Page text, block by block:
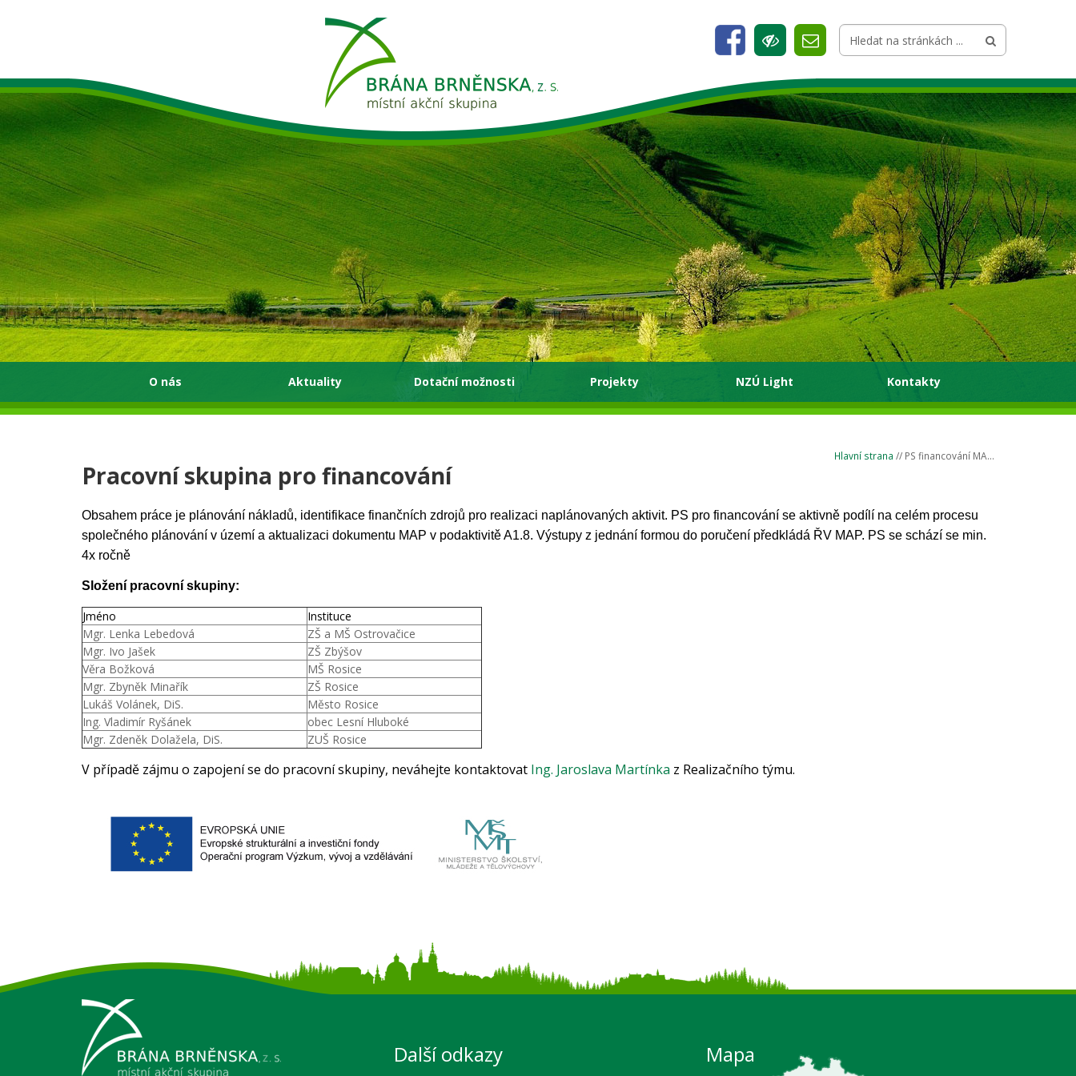
O nás Aktuality Dotační možnosti Projekty NZÚ Light Kontakty
Hlavní strana // PS financování MA...
Pracovní skupina pro financování
Obsahem práce je plánování nákladů, identifikace finančních zdrojů pro realizaci naplánovaných aktivit. PS pro financování se aktivně podílí na celém procesu
společného plánování v území a aktualizaci dokumentu MAP v podaktivitě A1.8. Výstupy z jednání formou do poručení předkládá ŘV MAP. PS se schází se min.
4x ročně
Složení pracovní skupiny:
Jméno
Instituce
Mgr. Lenka Lebedová
ZŠ a MŠ Ostrovačice
Mgr. Ivo Jašek
ZŠ Zbýšov
Věra Božková
MŠ Rosice
Mgr. Zbyněk Minařík
ZŠ Rosice
Lukáš Volánek, DiS.
Město Rosice
Ing. Vladimír Ryšánek
obec Lesní Hluboké
Mgr. Zdeněk Dolažela, DiS.
ZUŠ Rosice
V případě zájmu o zapojení se do pracovní skupiny, neváhejte kontaktovat Ing. Jaroslava Martínka z Realizačního týmu.
Další odkazy Mapa